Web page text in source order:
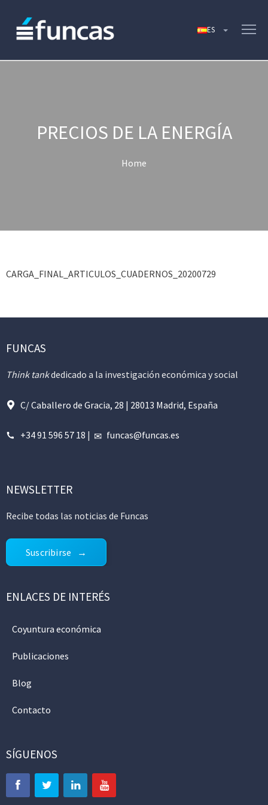
PRECIOS DE LA ENERGÍA
Home
CARGA_FINAL_ARTICULOS_CUADERNOS_20200729
FUNCAS
Think tankdedicado a la investigación económica y social
C/ Caballero de Gracia, 28 | 28013 Madrid, España
+34 91 596 57 18 | funcas@funcas.es
NEWSLETTER
Recibe todas las noticias de Funcas
Suscribirse
ENLACES DE INTERÉS
Coyuntura económica
Publicaciones
Blog
Contacto
SÍGUENOS